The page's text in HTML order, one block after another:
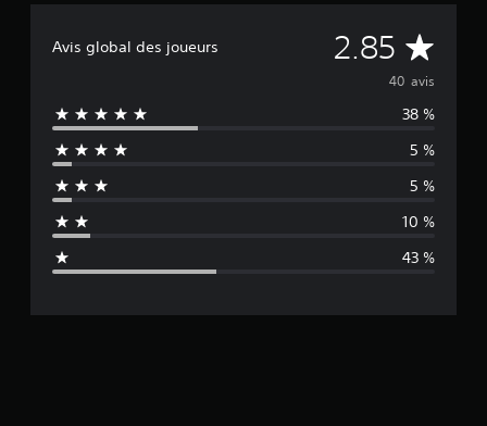
Avis global des joueurs 2.85 M
o
y
e
n
d
40 avis
38 %
5 %
5 %
10 %
43 %